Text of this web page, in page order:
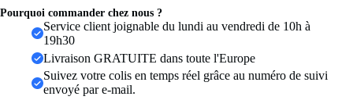
cristal
mariage,
Pourquoi commander chez nous ?
Service client joignable du lundi au vendredi de 10h à
19h30
Livraison GRATUITE dans toute l'Europe
Suivez votre colis en temps réel grâce au numéro de suivi
envoyé par e-mail.